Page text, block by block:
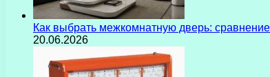
Как выбрать межкомнатную дверь:
20.06.2026